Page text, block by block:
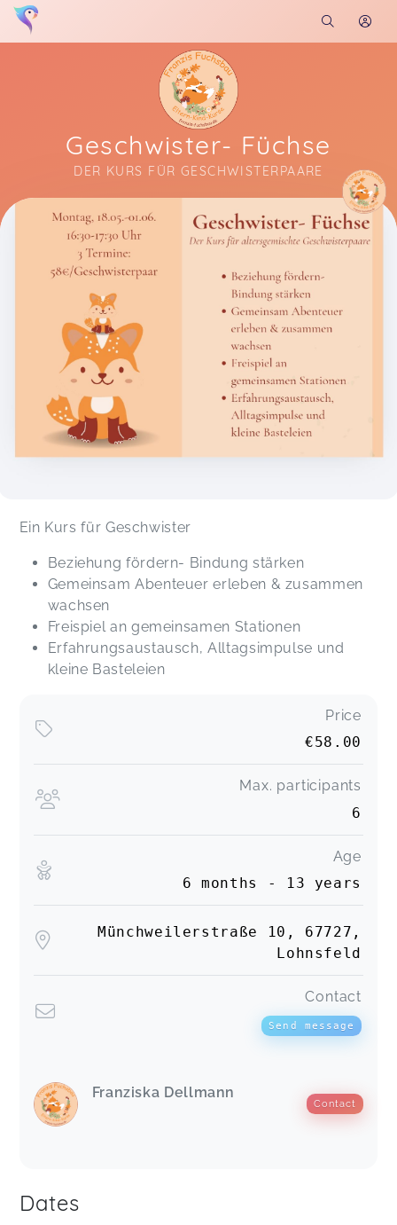
Geschwister- Füchse
DER KURS FÜR GESCHWISTERPAARE
Soon you will learn more about me here...
Ein Kurs für Geschwister
Beziehung fördern- Bindung stärken
Gemeinsam Abenteuer erleben & zusammen
wachsen
Freispiel an gemeinsamen Stationen
Erfahrungsaustausch, Alltagsimpulse und
kleine Basteleien
Price
€58.00
Max. participants
6
Age
6 months - 13 years
Münchweilerstraße 10, 67727,
Lohnsfeld
Contact
Send message
Franziska Dellmann
Contact
Dates